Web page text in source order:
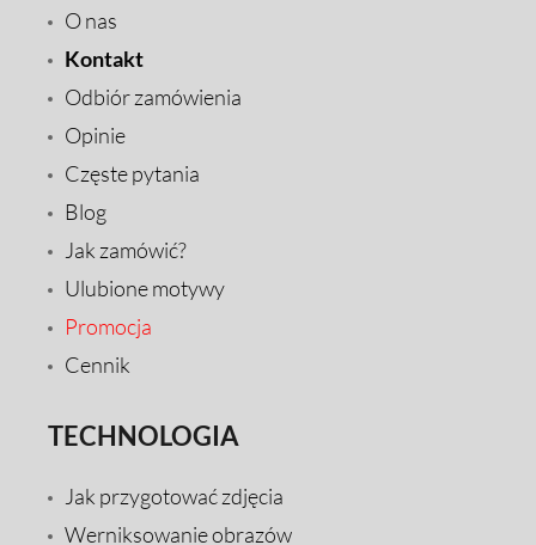
O nas
Kontakt
Odbiór zamówienia
Opinie
Częste pytania
Blog
Jak zamówić?
Ulubione motywy
Promocja
Cennik
TECHNOLOGIA
Jak przygotować zdjęcia
Werniksowanie obrazów